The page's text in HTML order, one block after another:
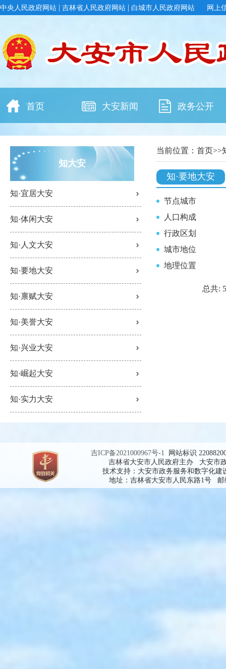
中央人民政府网站 | 吉林省人民政府网站 | 白城市人民政府网站 网上
首页 大安新闻 政务公开
知大安
知·宜居大安
知·体闲大安
知·人文大安
知·要地大安
知·禀赋大安
知·美誉大安
知·兴业大安
知·崛起大安
知·实力大安
当前位置： 首页>>
知·要地大安
节点城市
人口构成
行政区划
城市地位
地理位置
总共:
吉ICP备2021000967号-1 网站标识
吉林省大安市人民政府主办 大安市
技术支持：大安市政务服务和数字化
地址：吉林省大安市人民东路1号